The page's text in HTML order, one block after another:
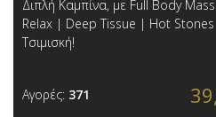
Διπλή Καμπίνα, με Full Body
Relax | Deep Tissue | Hot
Τσιμισκή!
Αγορές: 371